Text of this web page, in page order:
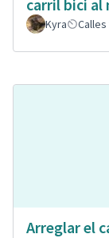
carril bici
Kyra Calles
Arreglar el